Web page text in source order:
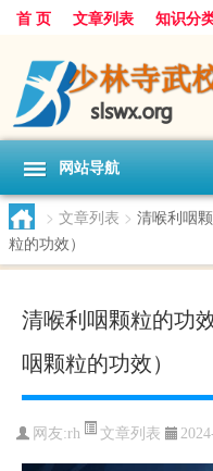
首 页 文章列表 知识分
网站导航
> 文章列表 > 清喉利咽
粒的功效）
清喉利咽颗粒的功
咽颗粒的功效）
网友:rh 文章列表